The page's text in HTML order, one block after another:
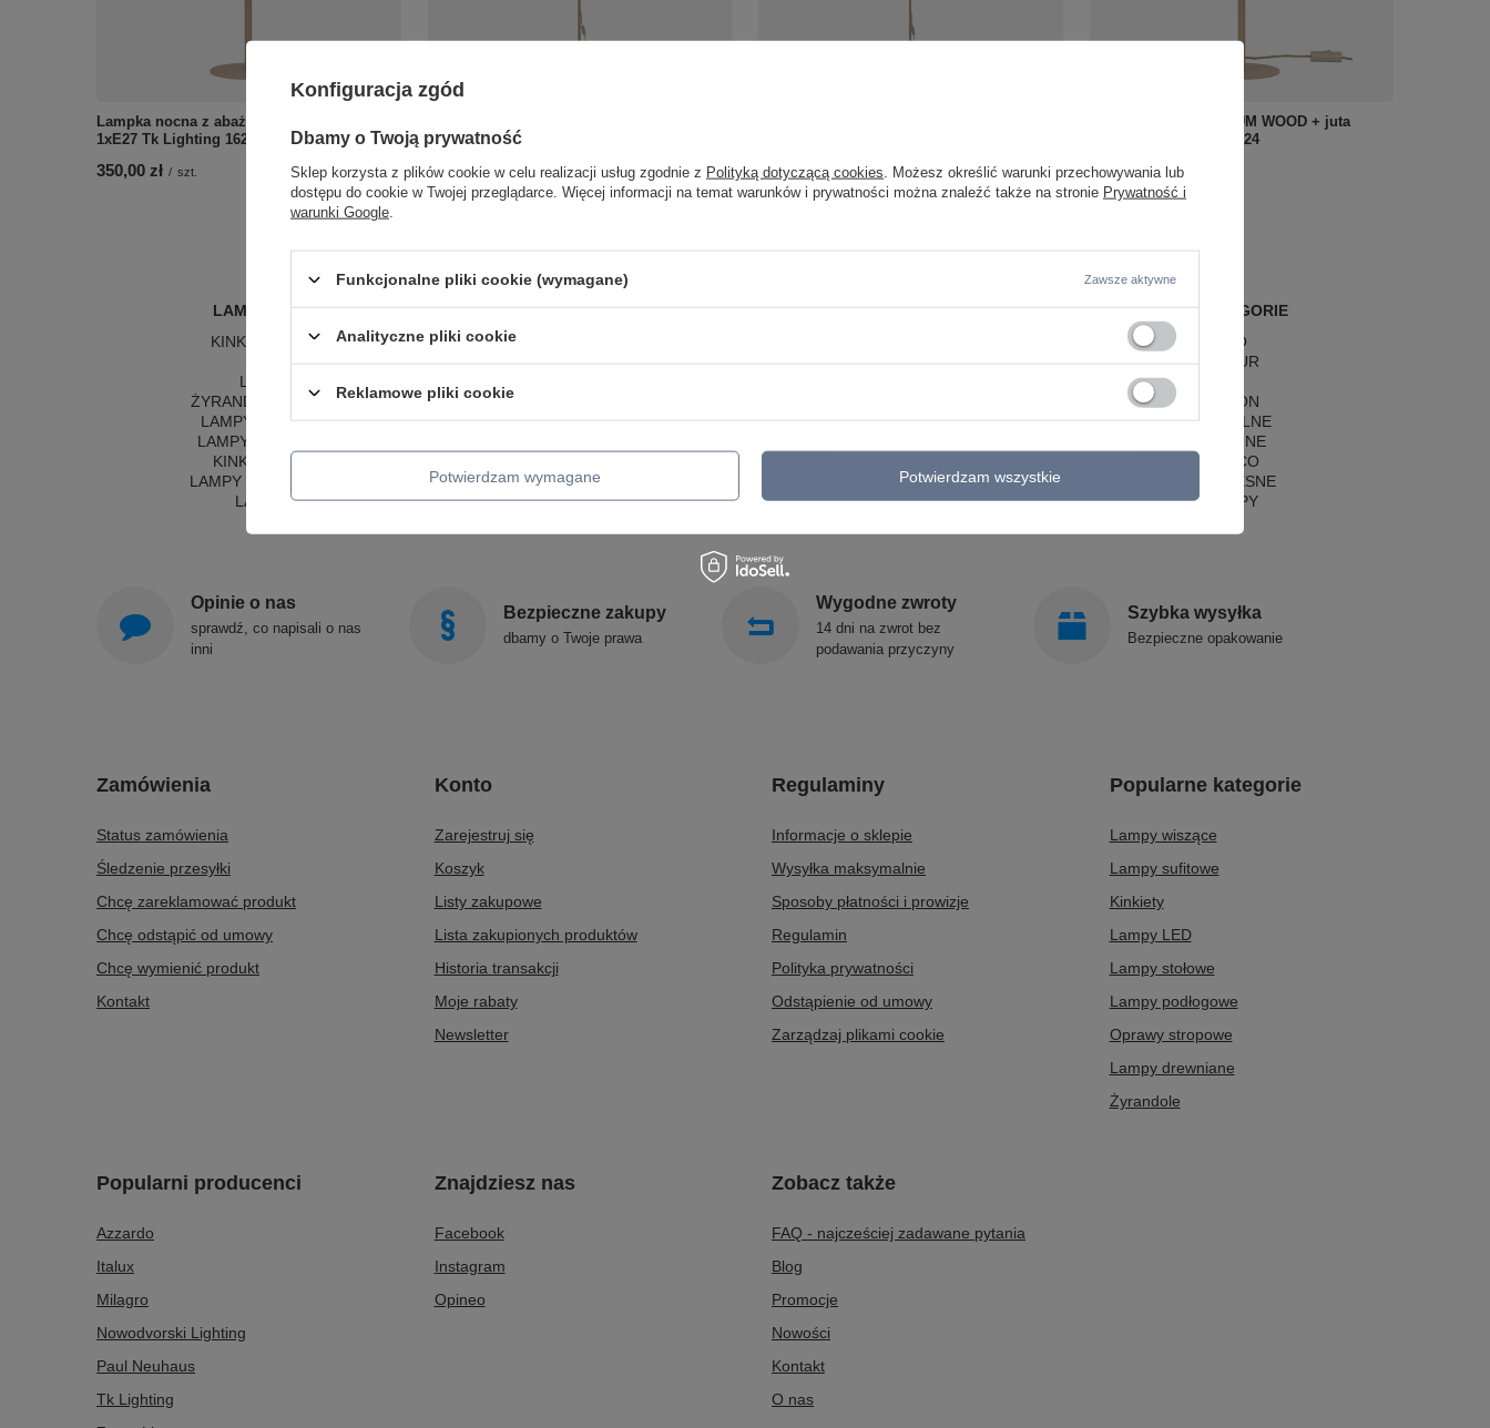
Lampka nocna z abażurem z lnu KALUM
1xE27 Tk Lighting 16222
350,00 zł / szt.
abażurem 45cm KALUM LEN 1xE27 Tk
709,00 zł / szt. 709,00 zł / szt.
Lampka stołowa KALUM WOOD + juta
1XE27 Tk Lighting 16224
350,00 zł szt.
LAMPY WEWNĘTRZNE
KINKIETY NAD LUSTRO
LAMPKI NOCNE
ŻYRANDOLE KRYSZTAŁOWE
LAMPY WISZĄCE CZARNE
LAMPY WISZĄCE - OKRĘGI
KINKIETY DO SYPIALNI
LAMPY SUFITOWE OKRĄGŁE
LAMPY WISZĄCE
LAMPY OGRODOWE - SUFITOWE
KINKIETY OGRODOWE
OŚWIETLENIE SCHODÓW
ALDEX
SOLLUX
POPULARNE KATEGORIE
LAMPY RETRO
LAMPY GLAMOUR
LAMPY BOHO
LAMPY HAMPTON
LAMPY RUSTYKALNE
LAMPY KLASYCZNE
LAMPY ART DECO
LAMPY NOWOCZESNE
STYLOWE LAMPY
Opinie o nas
sprawdź, co napisali o nas
inni
Bezpieczne zakupy
dbamy o Twoje prawa
Wygodne zwroty
14 dni na zwrot bez
podawania przyczyny
Szybka wysyłka
Bezpieczne opakowanie
Zamówienia
Status zamówienia
Śledzenie przesyłki
Chcę zareklamować produkt
Chcę odstąpić od umowy
Chcę wymienić produkt
Kontakt
Konto
Zarejestruj się
Koszyk
Listy zakupowe
Lista zakupionych produktów
Historia transakcji
Moje rabaty
Newsletter
Regulaminy
Informacje o sklepie
Wysyłka maksymalnie
Sposoby płatności i prowizje
Regulamin
Polityka prywatności
Odstąpienie od umowy
Zarządzaj plikami cookie
Popularne kategorie
Lampy wiszące
Lampy sufitowe
Kinkiety
Lampy LED
Lampy stołowe
Lampy podłogowe
Oprawy stropowe
Lampy drewniane
Żyrandole
Popularni producenci
Azzardo
Italux
Milagro
Nowodvorski Lighting
Paul Neuhaus
Tk Lighting
Znajdziesz nas
Facebook
Instagram
Opineo
Zobacz także
FAQ - najcześciej zadawane pytania
Blog
Promocje
Nowości
Kontakt
O nas
Konfiguracja zgód
Dbamy o Twoją prywatność
Sklep korzysta z plików cookie w celu realizacji usług zgodnie z Polityką dotyczącą cookies . Możesz określić warunki przechowywania lub
dostępu do cookie w Twojej przeglądarce. Więcej informacji na temat warunków i prywatności można znaleźć także na stronie Prywatność i
warunki Google
Funkcjonalne pliki cookie (wymagane) Zawsze aktywne
Analityczne pliki cookie
Reklamowe pliki cookie
Potwierdzam wymagane Potwierdzam wszystkie